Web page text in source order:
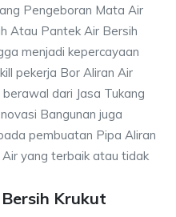
Pengeboran Mata Air
Atau Pantek Air Bersih
menjadi kepercayaan
pekerja Bor Aliran Air
dari Jasa Tukang
Bangunan juga
pembuatan Pipa Aliran
yang terbaik atau tidak
Krukut